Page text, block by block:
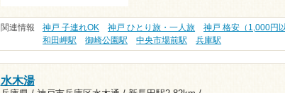
関連情報 神戸 子連れOK 神戸 ひとり旅・一人旅 神戸 格安（1,000円以
和田岬駅
御崎公園駅 中央市場前駅 兵庫駅
水木湯